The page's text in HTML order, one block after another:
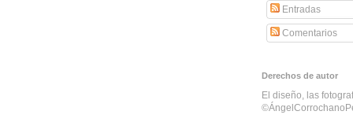
Entradas
Comentarios
Derechos de autor
El diseño, las